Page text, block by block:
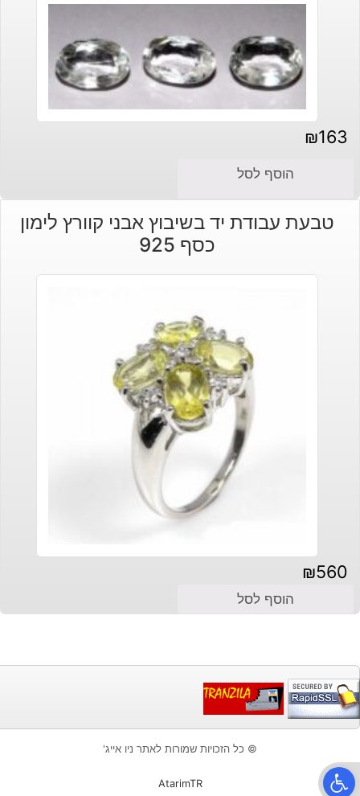
₪163
הוסף לסל
טבעת עבודת יד בשיבוץ אבני קוורץ לימון
כסף 925
₪560
הוסף לסל
© כל הזכויות שמורות לאתר ניו אייג'
AtarimTR
פתח סרגל נגישות